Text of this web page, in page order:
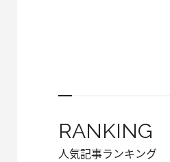
RANKING
人気記事ランキング